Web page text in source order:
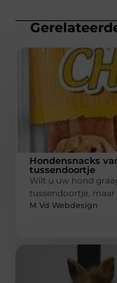
Hondensnacks
tussendoortje
Wilt u uw hond
tussendoortje,
M Vd Webdesign